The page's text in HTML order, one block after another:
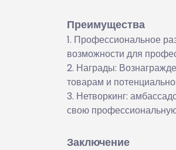
Преимущества
Профессиональное
возможности для
Награды:
товарам и
Нетворкинг:
свою
Заключение